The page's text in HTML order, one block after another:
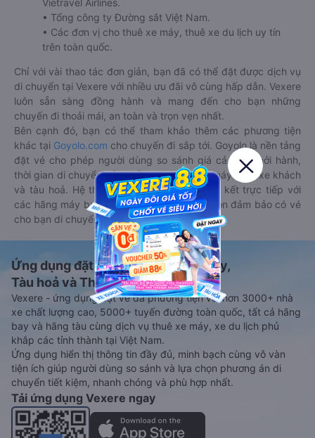
Vietravel Airlines.
• Tổng công ty Đường sắt Việt Nam.
• Các đơn vị cho thuê xe máy, thuê xe du lịch uy tín
trên toàn quốc.
Chỉ với vài thao tác đơn giản, bạn đã có thể đặt được dịch vụ
di chuyển tại Vexere với nhiều ưu đãi vô cùng hấp dẫn. Vexere
luôn sẵn sàng đồng hành và mang đến cho bạn những
chuyến đi thoải mái, an toàn và trọn vẹn nhất.
Bên cạnh đó, bạn có thể tham khảo thêm các phương tiện
khác tại Goyolo.com cho chuyến đi sắp tới. Goyolo là nền tảng
đặt vé cho phép người dùng so sánh giá cả, giờ khởi hành,
thời gian di chuyển của nhiều phương tiện máy bay, xe khách
và tàu hoả. Hệ thống của Goyolo được liên kết trực tiếp với
các hãng máy bay, xe khách và tàu hoả, luôn đảm bảo có vé
cho bạn di chuyển.
Ứng dụng đặt vé Xe khách, Máy bay,
Tàu hoả và Thuê xe
Vexere - ứng dụng đặt vé đa phương tiện với hơn 3000+ nhà
xe chất lượng cao, 5000+ tuyến đường toàn quốc, tất cả hãng
bay và hãng tàu cùng dịch vụ thuê xe máy, xe du lịch phủ
khắp các tỉnh thành tại Việt Nam.
Ứng dụng hiển thị thông tin đầy đủ, minh bạch cùng vô vàn
tiện ích giúp người dùng so sánh và lựa chọn phương án di
chuyển tiết kiệm, nhanh chóng và phù hợp nhất.
Tải ứng dụng Vexere ngay